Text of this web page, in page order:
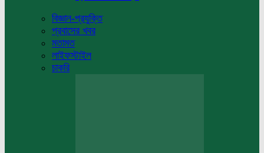
বিজ্ঞান-প্রযুক্তি
প্রবাসের খবর
মতামত
লাইফস্টাইল
চাকরি